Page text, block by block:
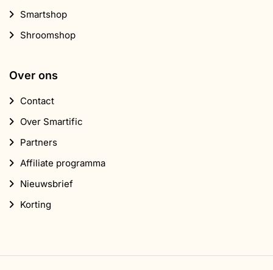
Smartshop
Shroomshop
Over ons
Contact
Over Smartific
Partners
Affiliate programma
Nieuwsbrief
Korting